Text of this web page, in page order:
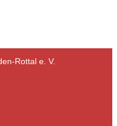
Rottal e. V.